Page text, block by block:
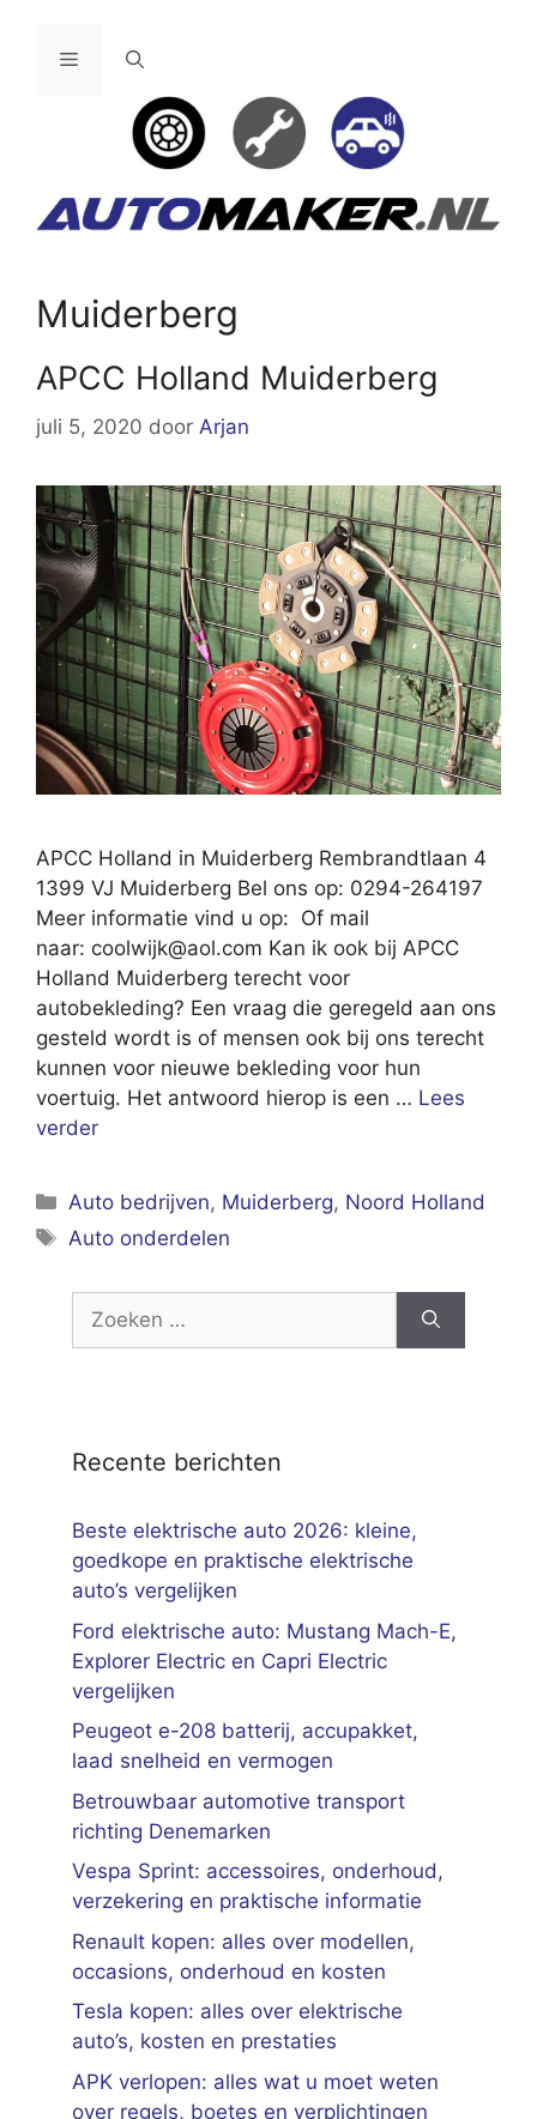
Menu
Muiderberg
APCC Holland Muiderberg
juli 5, 2020 door Arjan
APCC Holland in Muiderberg Rembrandtlaan 4
1399 VJ Muiderberg Bel ons op: 0294-264197
Meer informatie vind u op: Of mail
naar: coolwijk@aol.com Kan ik ook bij APCC
Holland Muiderberg terecht voor
autobekleding? Een vraag die geregeld aan ons
gesteld wordt is of mensen ook bij ons terecht
kunnen voor nieuwe bekleding voor hun
voertuig. Het antwoord hierop is een … Lees
verder
Categorieën
Auto bedrijven, Muiderberg, Noord Holland
Tags
Auto onderdelen
Zoek
Recente berichten
Beste elektrische auto 2026: kleine,
goedkope en praktische elektrische
auto’s vergelijken
Ford elektrische auto: Mustang Mach-E,
Explorer Electric en Capri Electric
vergelijken
Peugeot e-208 batterij, accupakket,
laad snelheid en vermogen
Betrouwbaar automotive transport
richting Denemarken
Vespa Sprint: accessoires, onderhoud,
verzekering en praktische informatie
Renault kopen: alles over modellen,
occasions, onderhoud en kosten
Tesla kopen: alles over elektrische
auto’s, kosten en prestaties
APK verlopen: alles wat u moet weten
over regels, boetes en verplichtingen